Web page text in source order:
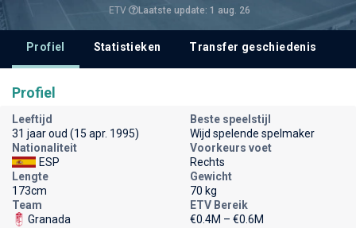
ETV Laatste update: 1 aug. 26
Profiel Statistieken Transfer geschiedenis
Profiel
Leeftijd
31 jaar oud (15 apr. 1995)
Beste speelstijl
Wijd spelende spelmaker
Nationaliteit
ESP
Voorkeurs voet
Rechts
Lengte
173cm
Gewicht
70 kg
Team
Granada
ETV Bereik
€0.4M – €0.6M